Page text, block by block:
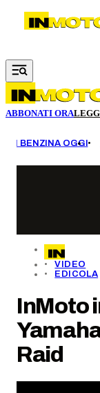
Vai al contenuto
ABBONATI ORA
BENZINA OGGI
VIDEO
EDICOLA
InMoto
Raid